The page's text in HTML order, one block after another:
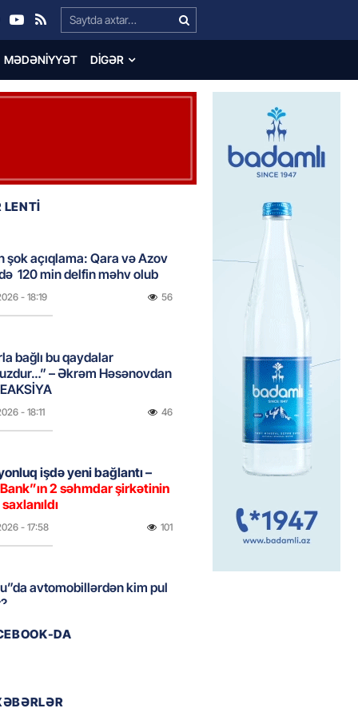
Search…
MƏDƏNIYYƏT DIGƏR
şok açıqlama: Qara və Azov
120 min delfin məhv olub
- 18:19 56
bağlı bu qaydalar
– Əkrəm Həsənovdan
- 18:11 46
işdə yeni bağlantı –
2 səhmdar şirkətinin
- 17:58 101
avtomobillərdən kim pul
REPORTAJ
DA